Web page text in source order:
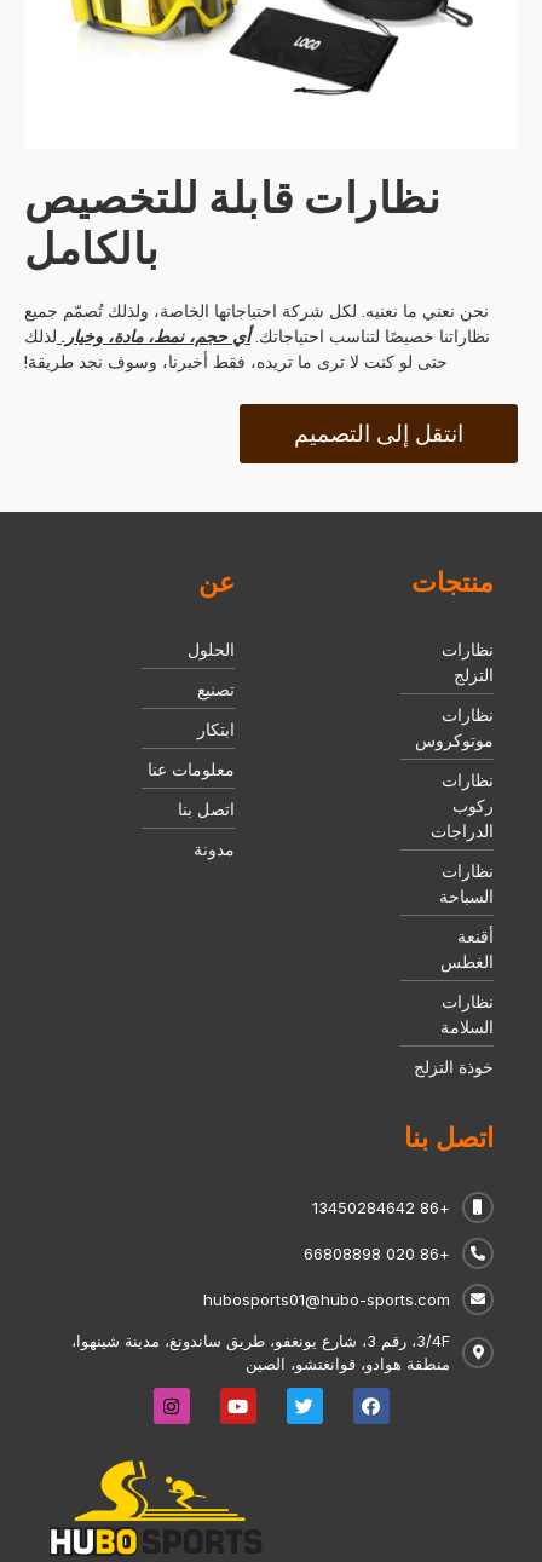
نظارات قابلة للتخصيص
بالكامل
نحن نعني ما نعنيه. لكل شركة احتياجاتها الخاصة، ولذلك تُصمّم جميع
نظاراتنا خصيصًا لتناسب احتياجاتك.أي حجم، نمط، مادة، وخيار. لذلك
حتى لو كنت لا ترى ما تريده، فقط أخبرنا، وسوف نجد طريقة!
انتقل إلى التصميم
منتجات
نظارات
التزلج
نظارات
موتوكروس
نظارات
ركوب
الدراجات
نظارات
السباحة
أقنعة
الغطس
نظارات
السلامة
خوذة التزلج
عن
الحلول
تصنيع
ابتكار
معلومات عنا
اتصل بنا
مدونة
اتصل بنا
+86 13450284642
+86 020 66808898
hubosports01@hubo-sports.com
3/4F، رقم 3، شارع يونغفو، طريق ساندونغ، مدينة شينهوا،
منطقة هوادو، قوانغتشو، الصين